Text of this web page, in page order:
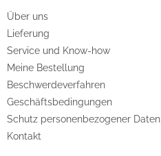
e
Über uns
Lieferung
Service und Know-how
Meine Bestellung
Beschwerdeverfahren
Geschäftsbedingungen
Schutz personenbezogener Daten
Kontakt